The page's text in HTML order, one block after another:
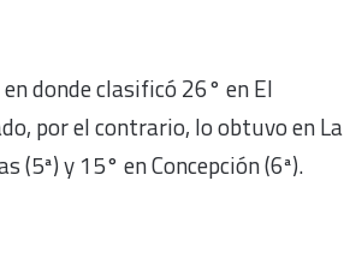
donde clasificó 26° en El
por el contrario, lo obtuvo en La
(5ª) y 15° en Concepción (6ª).